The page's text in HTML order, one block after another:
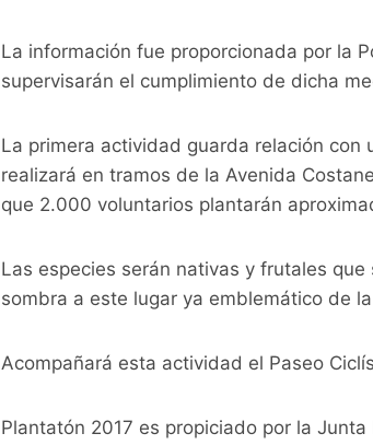
o
o
p
p
n
k
m
La información fue proporcionada por la
supervisarán el cumplimiento de dicha
La primera actividad guarda relación
realizará en tramos de la Avenida
que 2.000 voluntarios plantarán
Las especies serán nativas y frutales
sombra a este lugar ya emblemático de
Acompañará esta actividad el Paseo
Plantatón 2017 es propiciado por la